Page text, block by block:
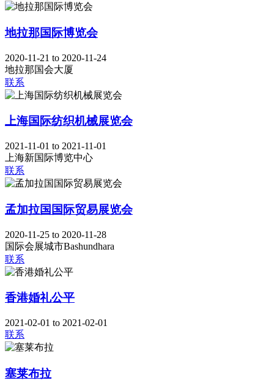
地拉那国际博览会
2020-11-21 to 2020-11-24
地拉那国会大厦
联系
上海国际纺织机械展览会
2021-11-01 to 2021-11-01
上海新国际博览中心
联系
孟加拉国国际贸易展览会
2020-11-25 to 2020-11-28
国际会展城市Bashundhara
联系
香港婚礼公平
2021-02-01 to 2021-02-01
联系
塞莱布拉